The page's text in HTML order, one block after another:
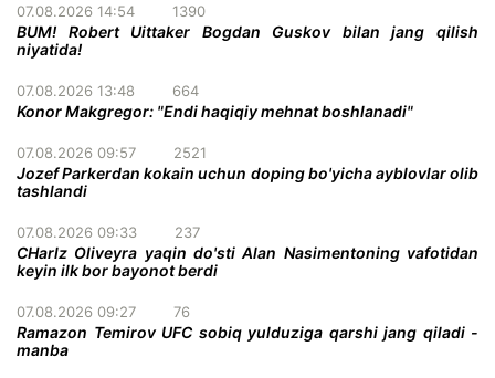
07.08.2026 14:54 1390
BUM! Robert Uittaker Bogdan Guskov bilan jang qilish
niyatida!
07.08.2026 13:48 664
Konor Makgregor: "Endi haqiqiy mehnat boshlanadi"
07.08.2026 09:57 2521
Jozef Parkerdan kokain uchun doping bo'yicha ayblovlar olib
tashlandi
07.08.2026 09:33 237
CHarlz Oliveyra yaqin do'sti Alan Nasimentoning vafotidan
keyin ilk bor bayonot berdi
07.08.2026 09:27 76
Ramazon Temirov UFC sobiq yulduziga qarshi jang qiladi -
manba